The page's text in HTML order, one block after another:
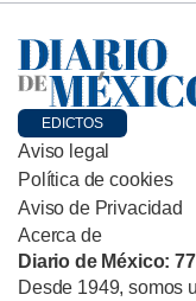
EDICTOS
Aviso legal
Política de cookies
Aviso de Privacidad
Acerca de
Diario de México:
Desde 1949, somos